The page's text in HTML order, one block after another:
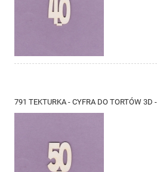
791 TEKTURKA - CYFRA DO TORTÓW 3D